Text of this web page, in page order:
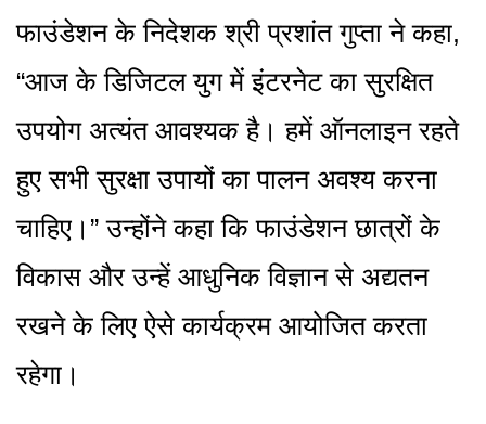
फाउंडेशन के निदेशक श्री प्रशांत गुप्ता ने कहा,
“आज के डिजिटल युग में इंटरनेट का सुरक्षित
उपयोग अत्यंत आवश्यक है। हमें ऑनलाइन रहते
हुए सभी सुरक्षा उपायों का पालन अवश्य करना
चाहिए।” उन्होंने कहा कि फाउंडेशन छात्रों के
विकास और उन्हें आधुनिक विज्ञान से अद्यतन
रखने के लिए ऐसे कार्यक्रम आयोजित करता
रहेगा।